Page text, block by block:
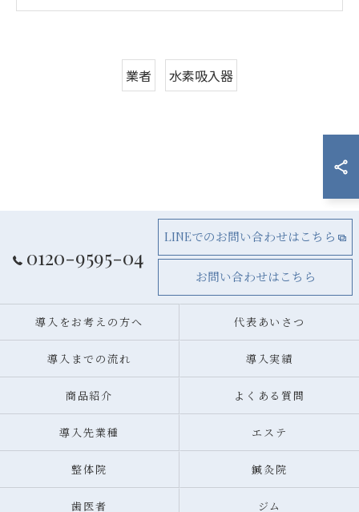
業者 水素吸入器
0120-9595-04
LINEでのお問い合わせはこちら
お問い合わせはこちら
導入をお考えの方へ 代表あいさつ
導入までの流れ 導入実績
商品紹介 よくある質問
導入先業種 エステ
整体院 鍼灸院
歯医者 ジム